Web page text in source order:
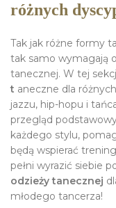
różnych
Tak jak różne formy
tak samo wymagają
tanecznej. W tej
t aneczne dla
jazzu, hip-hopu i
przegląd
każdego stylu,
będą wspierać
pełni wyrazić siebie
odzieży tanecznej
młodego tancerza!